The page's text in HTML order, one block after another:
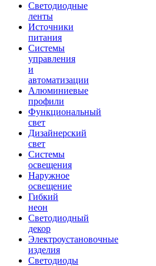
Светодиодные
ленты
Источники
питания
Системы
управления
и
автоматизации
Алюминиевые
профили
Функциональный
свет
Дизайнерский
свет
Системы
освещения
Наружное
освещение
Гибкий
неон
Светодиодный
декор
Электроустановочные
изделия
Светодиоды